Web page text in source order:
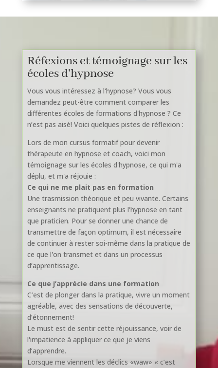
Réfexions et témoignage sur les
écoles d'hypnose
Vous vous intéressez à l'hypnose? Vous vous
demandez peut-être comment comparer les
différentes écoles de formations d'hypnose ? Ce
n’est pas aisé! Voici quelques pistes de réflexion :
Lors de mon cursus formatif pour devenir
thérapeute en hypnose et coach, voici mon
témoignage sur les écoles d'hypnose, ce qui m'a
déplu, et m'a réjouie :
Ce qui ne me plait pas en formation
Une trasmission théorique et peu vivante. Certains
enseignants ne pratiquent plus l'hypnose en tant
que praticien. Pour se donner une chance de
transmettre de façon optimum, il est nécessaire
de continuer à rester soi-même dans la pratique de
ce que l'on transmet et dans un processus
d’apprentissage.
Ce que j’apprécie dans une formation
C’est de plonger dans la pratique, vivre un moment
agréable, avec des sensations de découverte,
d’étonnement!
Le must est de sentir cette réjouissance, voir de
l'impatience à appliquer ce que je viens
d’apprendre.
Lorsque me viennent les déclics «waw» « c’est